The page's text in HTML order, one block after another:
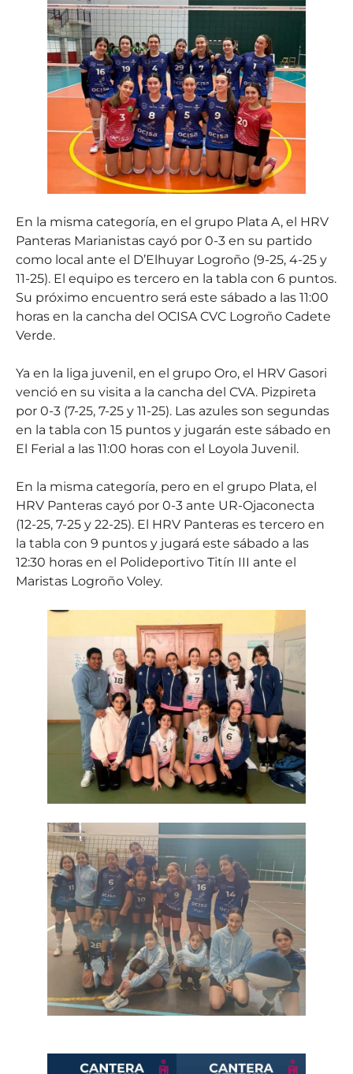
En la misma categoría, en el grupo Plata A, el HRV
Panteras Marianistas cayó por 0-3 en su partido
como local ante el D’Elhuyar Logroño (9-25, 4-25 y
11-25). El equipo es tercero en la tabla con 6 puntos.
Su próximo encuentro será este sábado a las 11:00
horas en la cancha del OCISA CVC Logroño Cadete
Verde.
Ya en la liga juvenil, en el grupo Oro, el HRV Gasori
venció en su visita a la cancha del CVA. Pizpireta
por 0-3 (7-25, 7-25 y 11-25). Las azules son segundas
en la tabla con 15 puntos y jugarán este sábado en
El Ferial a las 11:00 horas con el Loyola Juvenil.
En la misma categoría, pero en el grupo Plata, el
HRV Panteras cayó por 0-3 ante UR-Ojaconecta
(12-25, 7-25 y 22-25). El HRV Panteras es tercero en
la tabla con 9 puntos y jugará este sábado a las
12:30 horas en el Polideportivo Titín III ante el
Maristas Logroño Voley.